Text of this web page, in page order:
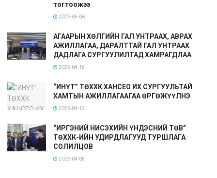
тогтоожээ
2026-05-06
АГААРЫН ХӨЛГИЙН ГАЛ УНТРААХ, АВРАХ
АЖИЛЛАГАА, ДАРАЛТТАЙ ГАЛ УНТРААХ
ДАДЛАГА СУРГУУЛИЛТАД ХАМРАГДЛАА
2026-04-18
“ИНҮТ” ТӨХХК ХАНСЕО ИХ СУРГУУЛЬТАЙ
ХАМТЫН АЖИЛЛАГААГАА ӨРГӨЖҮҮЛНЭ
2026-04-12
“ИРГЭНИЙ НИСЭХИЙН ҮНДЭСНИЙ ТӨВ”
ТӨХХК-ИЙН УДИРДЛАГУУД ТУРШЛАГА
СОЛИЛЦОВ
2026-04-08